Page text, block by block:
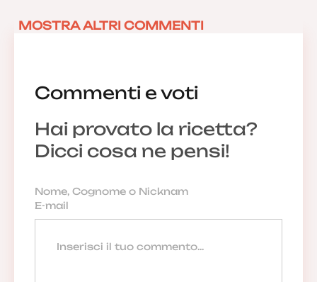
Commenti e voti
Hai provato la ricetta?
Dicci cosa ne pensi!
I
13/12/2024 13:05:47Rispondi
MOSTRA ALTRI COMMENTI